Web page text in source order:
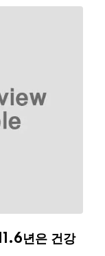
년은 건강